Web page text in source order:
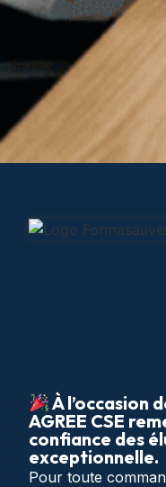
À l’occasion
AGREE CSE
confiance des
exceptionnelle.
Pour toute